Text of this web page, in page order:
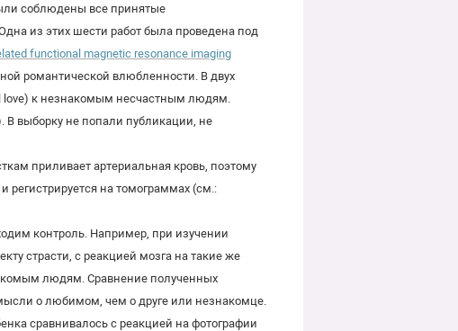
соблюдены все принятые
из этих шести работ была проведена под
functional magnetic resonance imaging
романтической влюбленности. В двух
love) к незнакомым несчастным людям.
выборку не попали публикации, не
приливает артериальная кровь, поэтому
регистрируется на томограммах (см.:
контроль. Например, при изучении
страсти, с реакцией мозга на такие же
людям. Сравнение полученных
о любимом, чем о друге или незнакомце.
сравнивалось с реакцией на фотографии